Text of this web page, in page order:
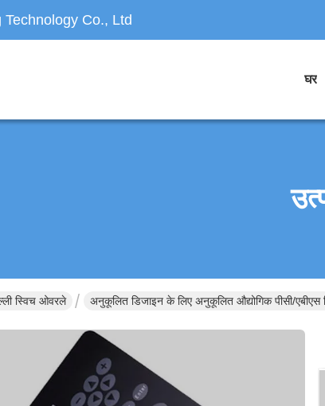
Co., Ltd
घर
स्विच ओवरले अनुकूलित डिजाइन के लिए अनुकूलित औद्योगिक पीसी/